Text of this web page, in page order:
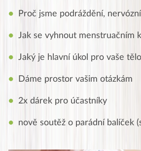
Proč jsme podráždění,
Jak se vyhnout menstruačním
Jaký je hlavní úkol pro vaše
Dáme prostor vašim otázkám
2x dárek pro účastníky
nově soutěž o parádní balíček